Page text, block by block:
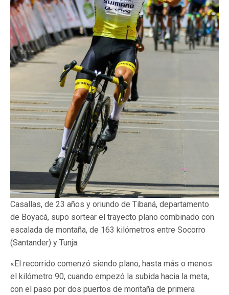
Casallas, de 23 años y oriundo de Tibaná, departamento
de Boyacá, supo sortear el trayecto plano combinado con
escalada de montaña, de 163 kilómetros entre Socorro
(Santander) y Tunja.
«El recorrido comenzó siendo plano, hasta más o menos
el kilómetro 90, cuando empezó la subida hacia la meta,
con el paso por dos puertos de montaña de primera